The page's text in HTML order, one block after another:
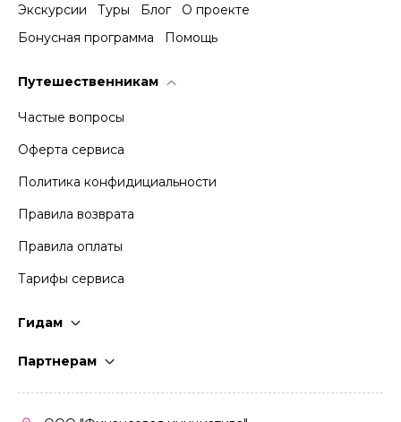
Экскурсии Туры Блог
О проекте
Бонусная программа
Помощь
Путешественникам
Частые вопросы
Оферта сервиса
Политика конфидициальности
Правила возврата
Правила оплаты
Тарифы сервиса
Гидам
Партнерам
Кабинет партнера